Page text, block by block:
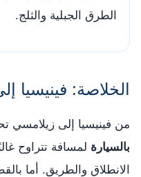
الطرق الجبلية والثلج.
الخلاصة: فينيسيا
من فينيسيا إلى زيلامسي
بالسيارة لمسافة تتراوح
الانطلاق والطريق. أما